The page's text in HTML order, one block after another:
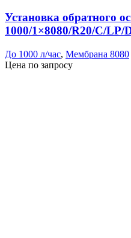
Установка обратного
1000/1×8080/R20/C/LP/
До 1000 л/час, Мембрана 8080
Цена по запросу